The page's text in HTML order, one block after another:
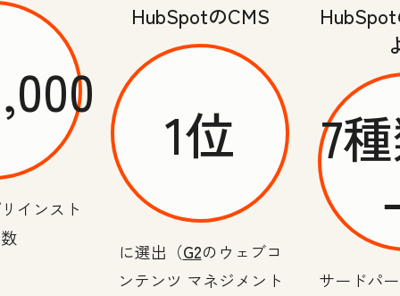
インスト
HubSpotのCMS
1位
に選出（G2のウェブコ
ンテンツ マネジメント
7
サードパ